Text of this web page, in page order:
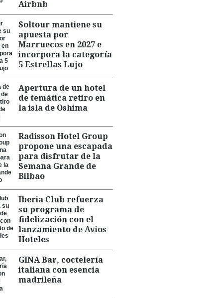
Airbnb
Soltour mantiene su
apuesta por
Marruecos en 2027 e
incorpora la categoría
5 Estrellas Lujo
Apertura de un hotel
de temática retiro en
la isla de Oshima
Radisson Hotel Group
propone una escapada
para disfrutar de la
Semana Grande de
Bilbao
Iberia Club refuerza
su programa de
fidelización con el
lanzamiento de Avios
Hoteles
GINA Bar, coctelería
italiana con esencia
madrileña